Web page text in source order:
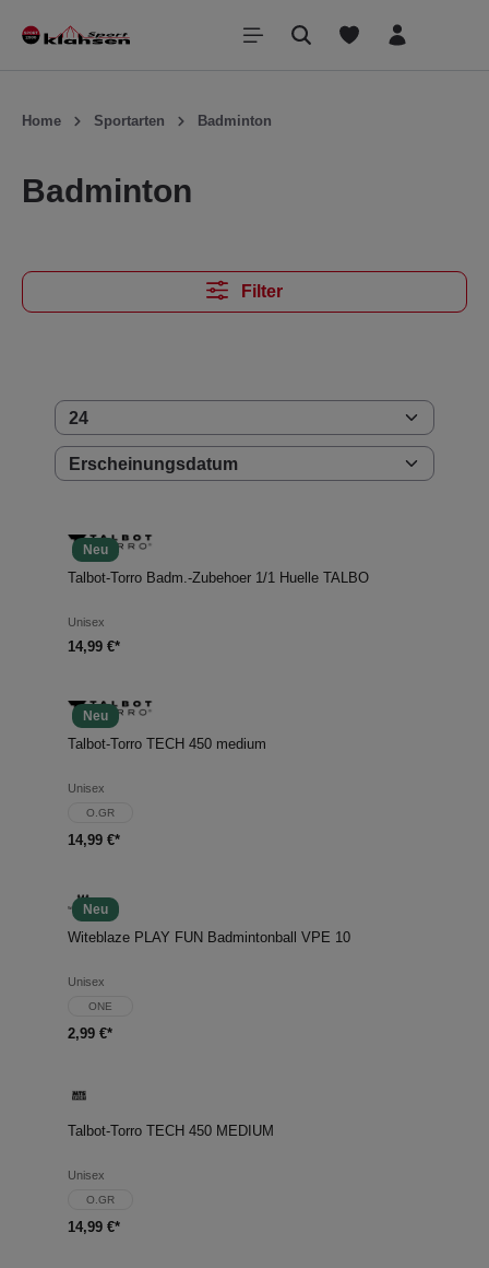
springen
Home Sportarten Badminton
Badminton
Filter
Neu
Talbot-Torro Badm.-Zubehoer 1/1 Huelle TALBO
Unisex
14,99 €*
Neu
Talbot-Torro TECH 450 medium
Unisex
O.GR
14,99 €*
Neu
Witeblaze PLAY FUN Badmintonball VPE 10
Unisex
ONE
2,99 €*
Talbot-Torro TECH 450 MEDIUM
Unisex
O.GR
14,99 €*